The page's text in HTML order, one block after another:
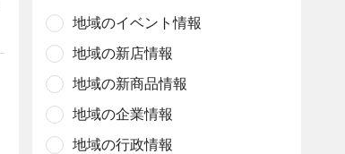
地域のイベント情報
地域の新店情報
地域の新商品情報
地域の企業情報
地域の行政情報